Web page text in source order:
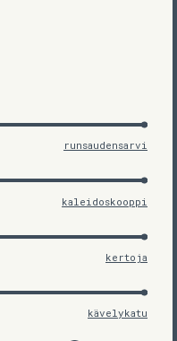
runsaudensarvi
kaleidoskooppi
kertoja
kävelykatu